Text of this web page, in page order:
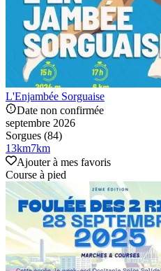
L'Enjambée Sorguaise
Date non confirmée
septembre 2026
Sorgues (84)
13km7km
Ajouter à mes favoris
Course à pied